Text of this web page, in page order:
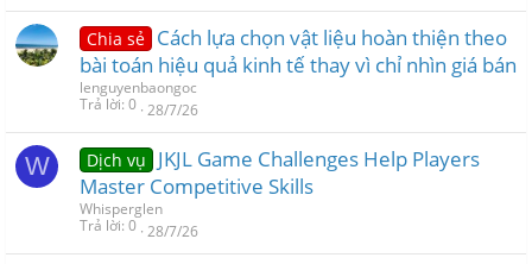
Chia sẻ Cách lựa chọn vật liệu hoàn thiện theo
bài toán hiệu quả kinh tế thay vì chỉ nhìn giá bán
lenguyenbaongoc
Trả lời 0 28/7/26
W Dịch vụ
JKJL Game Challenges Help Players
Master Competitive Skills
Whisperglen
Trả lời 0 28/7/26